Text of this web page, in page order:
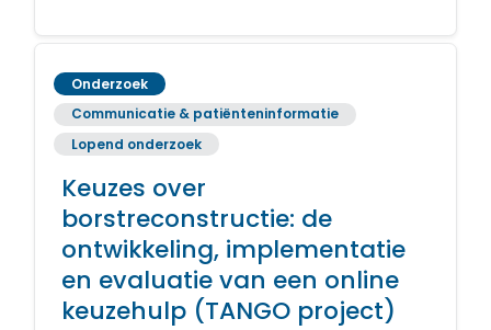
Onderzoek
Communicatie & patiënteninformatie
Lopend onderzoek
Keuzes over
borstreconstructie: de
ontwikkeling, implementatie
en evaluatie van een online
keuzehulp (TANGO project)